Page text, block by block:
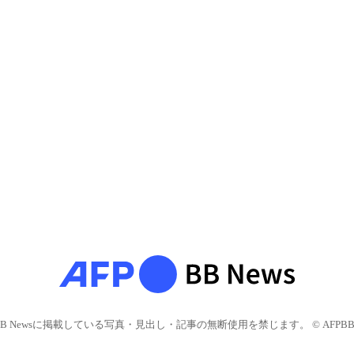
Newsに掲載している写真・見出し・記事の無断使用を禁じます。 © AFPBB